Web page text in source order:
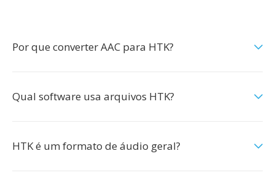
Por que converter AAC para HTK?
Qual software usa arquivos HTK?
HTK é um formato de áudio geral?